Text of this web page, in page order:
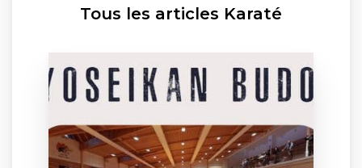
Tous les articles Karaté